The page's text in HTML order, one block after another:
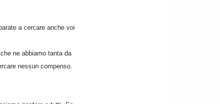
a cercare anche voi
ne abbiamo tanta da
nessun compenso.